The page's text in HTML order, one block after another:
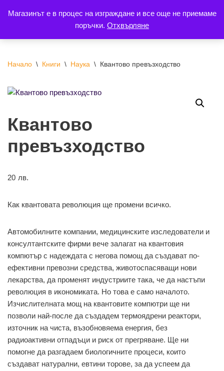
Магазинът е в процес на изграждане и все още не приемаме
поръчки. Отхвърляне
към
Начало \ Книги \ Наука \ Квантово превъзходство
Квантово
превъзходство
20 лв.
Как квантовата революция ще промени всичко.
Автомобилните компании, медицинските изследователи и
консултантските фирми вече залагат на квантовия
компютър с надеждата с негова помощ да създават по-
ефективни превозни средства, животоспасяващи нови
лекарства, да променят индустриите така, че да настъпи
революция в икономиката. Но това е само началото.
Изчислителната мощ на квантовите компютри ще ни
позволи най-после да създадем термоядрени реактори,
източник на чиста, възобновяема енергия, без
радиоактивни отпадъци и риск от прегряване. Ще ни
помогне да разгадаем биологичните процеси, които
създават натурални, евтини торове, за да успеем да